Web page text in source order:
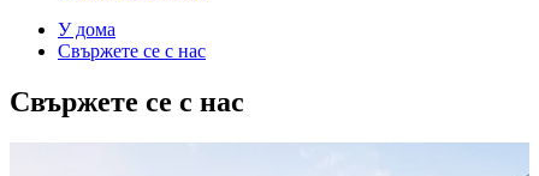
У дома
Свържете се с нас
Свържете се с нас